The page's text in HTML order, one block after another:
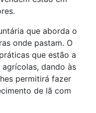
que aborda o
onde pastam. O
que estão a
dando às
permitirá fazer
de lã com